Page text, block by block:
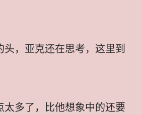
头，亚克还在思考，这里到
太多了，比他想象中的还要